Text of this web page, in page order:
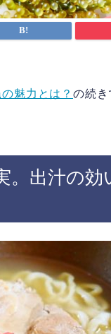
魅力とは？ の続き
。出汁の効